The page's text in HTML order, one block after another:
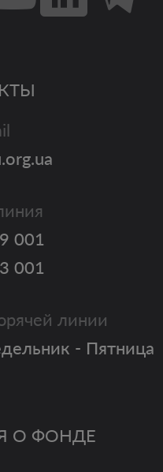
О ФОНДЕ
001
001
линии
- Пятница